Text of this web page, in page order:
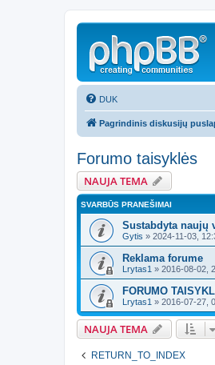
DUK
Pagrindinis diskusijų
Forumo taisyklės
NAUJA TEMA
SVARBŪS PRANEŠIMAI
Sustabdyta naujų
Gytis » 2024-11-03,
Reklama forume
Lrytas1 » 2016-08-02,
FORUMO
Lrytas1 » 2016-07-27,
NAUJA TEMA
RETURN_TO_INDEX